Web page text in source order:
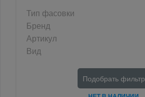
Тип фасовки
Бренд
Артикул
Вид
Подобрать фильтр